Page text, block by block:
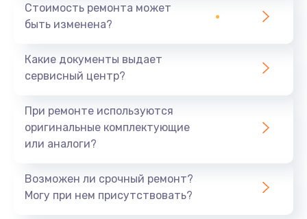
Стоимость ремонта может
быть изменена?
Какие документы выдает
сервисный центр?
При ремонте используются
оригинальные комплектующие
или аналоги?
Возможен ли срочный ремонт?
Могу при нем присутствовать?